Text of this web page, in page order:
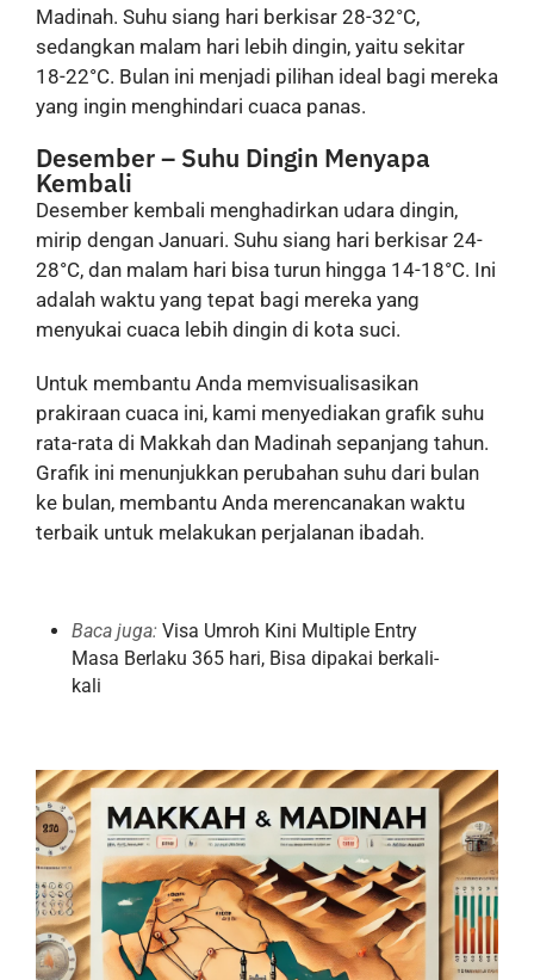
Madinah. Suhu siang hari berkisar 28-32°C,
sedangkan malam hari lebih dingin, yaitu sekitar
18-22°C. Bulan ini menjadi pilihan ideal bagi mereka
yang ingin menghindari cuaca panas.
Desember – Suhu Dingin Menyapa
Kembali
Desember kembali menghadirkan udara dingin,
mirip dengan Januari. Suhu siang hari berkisar 24-
28°C, dan malam hari bisa turun hingga 14-18°C. Ini
adalah waktu yang tepat bagi mereka yang
menyukai cuaca lebih dingin di kota suci.
Untuk membantu Anda memvisualisasikan
prakiraan cuaca ini, kami menyediakan grafik suhu
rata-rata di Makkah dan Madinah sepanjang tahun.
Grafik ini menunjukkan perubahan suhu dari bulan
ke bulan, membantu Anda merencanakan waktu
terbaik untuk melakukan perjalanan ibadah.
Baca juga: Visa Umroh Kini Multiple Entry
Masa Berlaku 365 hari, Bisa dipakai berkali-
kali